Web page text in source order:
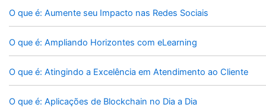
O que é: Aumente seu Impacto nas Redes Sociais
O que é: Ampliando Horizontes com eLearning
O que é: Atingindo a Excelência em Atendimento ao Cliente
O que é: Aplicações de Blockchain no Dia a Dia